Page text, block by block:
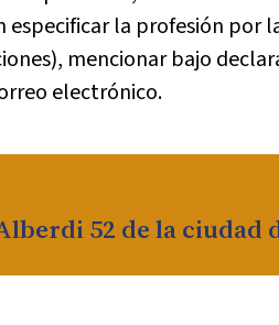
especificar la profesión
mencionar bajo
electrónico.
52 de la ciudad